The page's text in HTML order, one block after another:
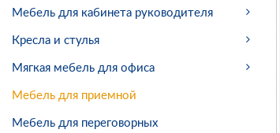
Мебель для кабинета руководителя
Кресла и стулья
Мягкая мебель для офиса
Мебель для приемной
Мебель для переговорных